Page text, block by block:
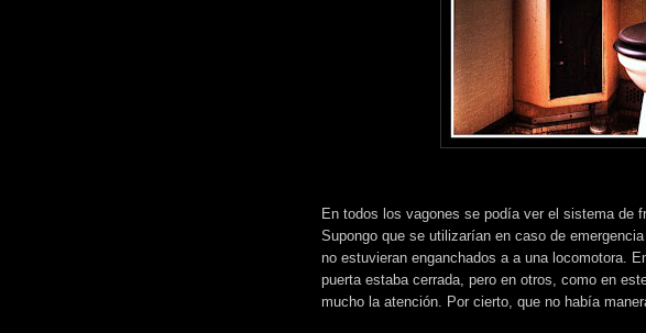
En todos los vagones se podía ver el sistema de
Supongo que se utilizarían en caso de
no estuvieran enganchados a a una locomotora.
puerta estaba cerrada, pero en otros, como en
mucho la atención. Por cierto, que no había